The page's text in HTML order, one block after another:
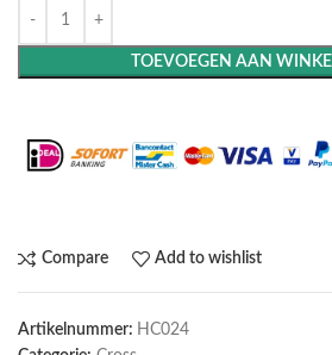
TOEVOEGEN AAN
Compare Add to wishlist
Artikelnummer: HC024